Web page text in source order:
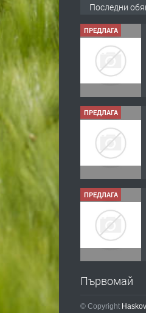
Последни
ПРЕДЛАГА
ПРЕДЛАГА
ПРЕДЛАГА
ПРЕДЛАГА
Първомай
© Copyright